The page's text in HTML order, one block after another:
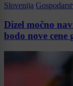
Slovenija
Dizel močno
bodo nove cene